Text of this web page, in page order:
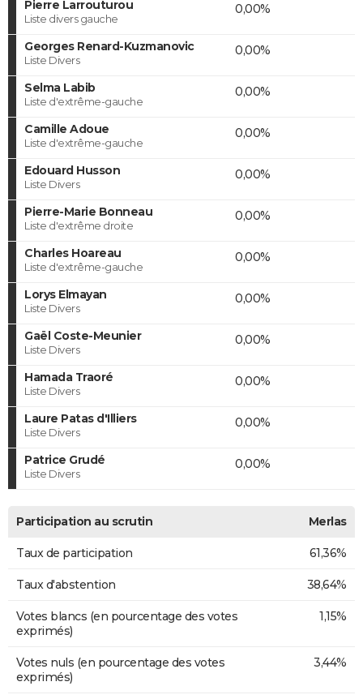
Pierre Larrouturou
Liste divers gauche
0,00%
Georges Renard-Kuzmanovic
Liste Divers
0,00%
Selma Labib
Liste d'extrême-gauche
0,00%
Camille Adoue
Liste d'extrême-gauche
0,00%
Edouard Husson
Liste Divers
0,00%
Pierre-Marie Bonneau
Liste d'extrême droite
0,00%
Charles Hoareau
Liste d'extrême-gauche
0,00%
Lorys Elmayan
Liste Divers
0,00%
Gaël Coste-Meunier
Liste Divers
0,00%
Hamada Traoré
Liste Divers
0,00%
Laure Patas d'Illiers
Liste Divers
0,00%
Patrice Grudé
Liste Divers
0,00%
Participation au scrutin Merlas
Taux de participation 61,36%
Taux d'abstention 38,64%
Votes blancs (en pourcentage des votes
exprimés)
1,15%
Votes nuls (en pourcentage des votes
exprimés)
3,44%